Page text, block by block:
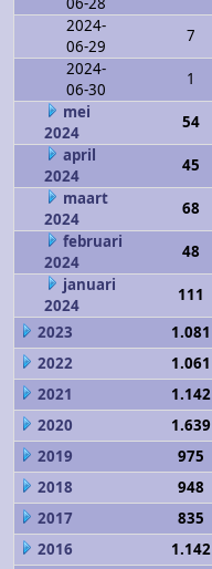
2024-
06-29
7
2024-
06-30
1
mei
2024
54
april
2024
45
maart
2024
68
februari
2024
48
januari
2024
111
2023
1.081
2022
1.061
2021
1.142
2020
1.639
2019
975
2018
948
2017
835
2016
1.142